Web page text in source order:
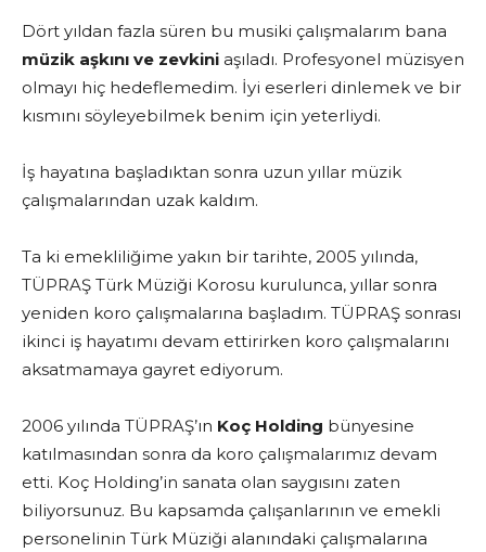
Dört yıldan fazla süren bu musiki çalışmalarım bana
müzik aşkını ve zevkini aşıladı. Profesyonel müzisyen
olmayı hiç hedeflemedim. İyi eserleri dinlemek ve bir
kısmını söyleyebilmek benim için yeterliydi.
İş hayatına başladıktan sonra uzun yıllar müzik
çalışmalarından uzak kaldım.
Ta ki emekliliğime yakın bir tarihte, 2005 yılında,
TÜPRAŞ Türk Müziği Korosu kurulunca, yıllar sonra
yeniden koro çalışmalarına başladım. TÜPRAŞ sonrası
ikinci iş hayatımı devam ettirirken koro çalışmalarını
aksatmamaya gayret ediyorum.
2006 yılında TÜPRAŞ’ın Koç Holding bünyesine
katılmasından sonra da koro çalışmalarımız devam
etti. Koç Holding’in sanata olan saygısını zaten
biliyorsunuz. Bu kapsamda çalışanlarının ve emekli
personelinin Türk Müziği alanındaki çalışmalarına